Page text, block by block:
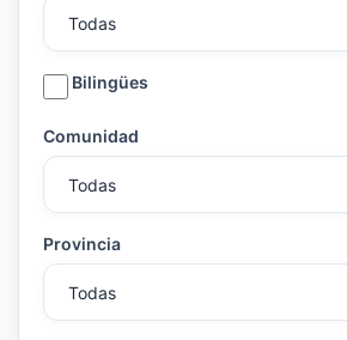
Bilingües
Comunidad
Provincia